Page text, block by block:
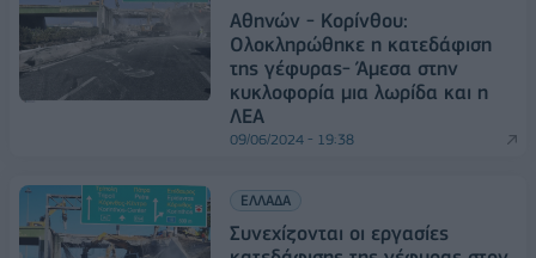
Αθηνών - Κορίνθου:
Ολοκληρώθηκε η κατεδάφιση
της γέφυρας- Άμεσα στην
κυκλοφορία μια λωρίδα και η
ΛΕΑ
09/06/2024 - 19:38
ΕΛΛΑΔΑ
Συνεχίζονται οι εργασίες